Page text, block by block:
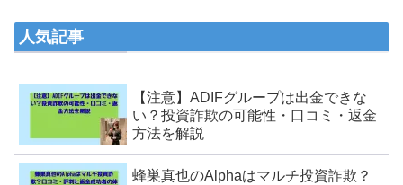
人気記事
【注意】ADIFグループは出金できな
い？投資詐欺の可能性・口コミ・返金
方法を解説
蜂巣真也のAlphaはマルチ投資詐欺？